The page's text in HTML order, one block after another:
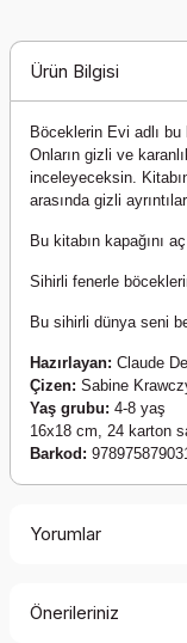
Ürün Bilgisi
Böceklerin Evi adlı bu
Onların gizli ve
inceleyeceksin.
arasında gizli
Bu kitabın kapağını
Sihirli fenerle
Bu sihirli dünya seni
Hazırlayan: Claude
Çizen: Sabine
Yaş grubu: 4-8 yaş
16x18 cm, 24 karton
Barkod:
Yorumlar
Önerileriniz